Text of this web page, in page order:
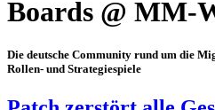
Boards @ MM-
Die deutsche Community rund um die
Rollen- und Strategiespiele